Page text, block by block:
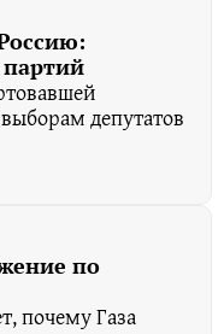
депутатов
по
почему Газа